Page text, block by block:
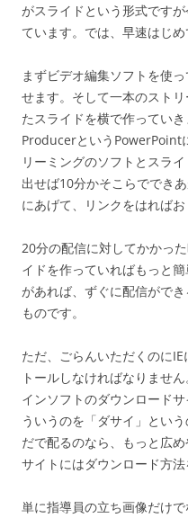
がスライドという形式です
ています。では、早速はじめ
まずビデオ編集ソフトを使
せます。そして一本のスト
たスライドを横で作っていき
ProducerというPowerPoint
リーミングのソフトとスラ
出せば10分かそこらででき
にあげて、リンクをはればお
20分の配信に対してかかっ
イドを作っていればもっと
があれば、ずぐに配信がで
ものです。
ただ、ごらんいただくのに
トールしなければなりませ
インソフトのダウンロード
ういうのを「ダサイ」とい
だで配るのなら、もっと広
サイトにはダウンロード方法
単に指導員の立ち画像だけ